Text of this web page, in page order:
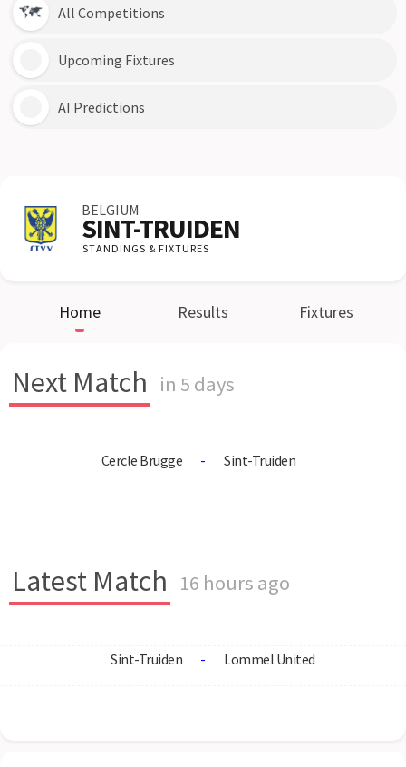
All Competitions
Upcoming Fixtures
AI Predictions
BELGIUM
SINT-TRUIDEN
STANDINGS & FIXTURES
Home Results Fixtures
Next Match in 5 days
Cercle Brugge - Sint-Truiden
Latest Match 16 hours ago
Sint-Truiden - Lommel United